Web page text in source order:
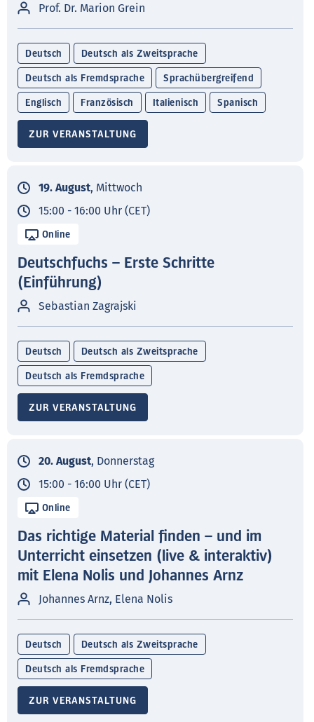
Prof. Dr. Marion Grein
Deutsch Deutsch als Zweitsprache
Deutsch als Fremdsprache Sprachübergreifend
Englisch Französisch Italienisch Spanisch
ZUR VERANSTALTUNG
19. August, Mittwoch
15:00 - 16:00 Uhr (CET)
Online
Deutschfuchs – Erste Schritte
(Einführung)
Sebastian Zagrajski
Deutsch Deutsch als Zweitsprache
Deutsch als Fremdsprache
ZUR VERANSTALTUNG
20. August, Donnerstag
15:00 - 16:00 Uhr (CET)
Online
Das richtige Material finden – und im
Unterricht einsetzen (live & interaktiv)
mit Elena Nolis und Johannes Arnz
Johannes Arnz, Elena Nolis
Deutsch Deutsch als Zweitsprache
Deutsch als Fremdsprache
ZUR VERANSTALTUNG